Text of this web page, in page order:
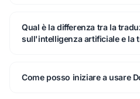
Qual è la differenza tra la
sull'intelligenza artificiale e la
Come posso iniziare a usare